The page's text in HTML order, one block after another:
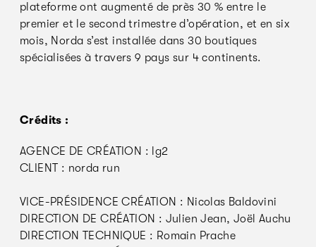
plateforme ont augmenté de près 30 % entre le
premier et le second trimestre d’opération, et en six
mois, Norda s’est installée dans 30 boutiques
spécialisées à travers 9 pays sur 4 continents.
Crédits :
AGENCE DE CRÉATION : lg2
CLIENT : norda run
VICE-PRÉSIDENCE CRÉATION : Nicolas Baldovini
DIRECTION DE CRÉATION : Julien Jean, Joël Auchu
DIRECTION TECHNIQUE : Romain Prache